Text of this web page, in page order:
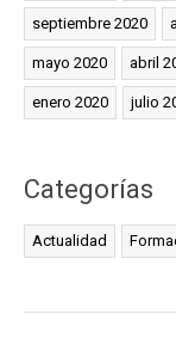
septiembre 2020
mayo 2020 abril
enero 2020 julio
Categorías
Actualidad